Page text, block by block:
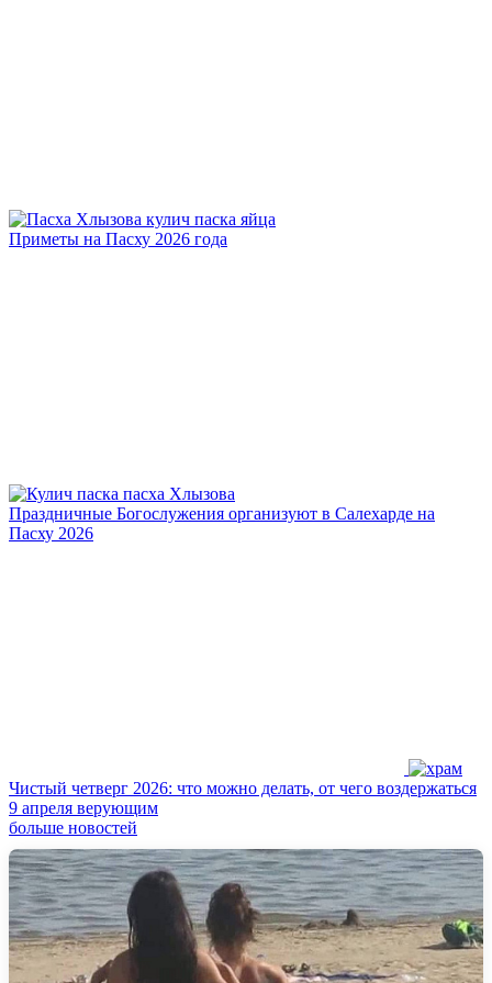
Приметы на Пасху 2026 года
Праздничные Богослужения организуют в Салехарде на
Пасху 2026
Чистый четверг 2026: что можно делать, от чего воздержаться
9 апреля верующим
больше новостей